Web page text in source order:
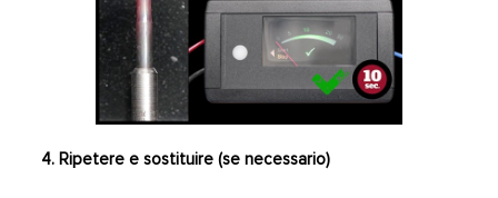
4. Ripetere e sostituire (se necessario)